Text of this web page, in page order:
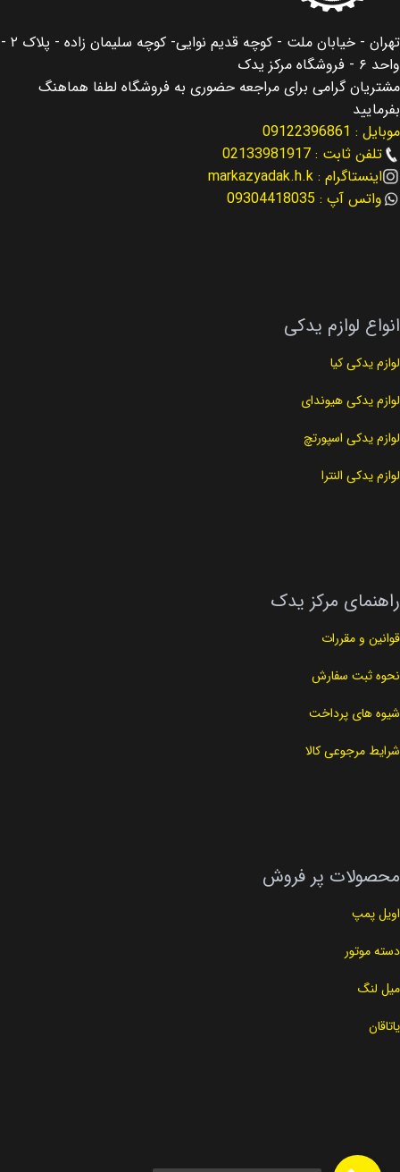
اصالت کالا اصلی
مناسب برای
جنسیس Gensesis
نوع لوازم لوازم بدنه ای
اصالت کالا اصلی
مناسب برای
تهران - خیابان ملت - کوچه قدیم نوایی- کوچه سلیمان زاده - پلاک ۲ -
واحد ۶ - فروشگاه مرکز یدک
مشتریان گرامی برای مراجعه حضوری به فروشگاه لطفا هماهنگ
بفرمایید
موبایل : 09122396861
تلفن ثابت : 02133981917
اینستاگرام : markazyadak.h.k
واتس آپ : 09304418035
انواع لوازم یدکی
لوازم یدکی کیا
لوازم یدکی هیوندای
لوازم یدکی اسپورتچ
لوازم یدکی النترا
راهنمای مرکز یدک
قوانین و مقررات
نحوه ثبت سفارش
شیوه های پرداخت
شرایط مرجوعی کالا
محصولات پر فروش
اویل پمپ
دسته موتور
میل لنگ
یاتاقان